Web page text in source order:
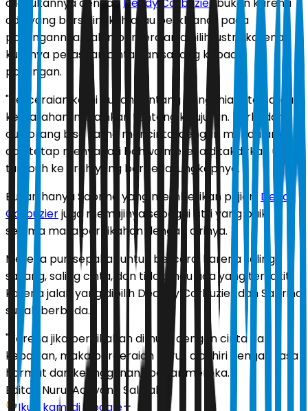
dilakukannya denganDeddy Corbuzier bukan karena
ada yang berselingkuh atau berkhianat pada
pasangannya. Jalan perceraian dipilih justru karena
kuatnya perasaan cinta dan sayang kepada
pasangan.
"Perceraian kami bukan tentang pengkhianatan atau
kemarahan, melainkan tentang kejujuran. Terkadang
dua orang bisa saling mencintai dengan mendalam,
dan tetap menyadari bahwa mereka ditakdirkan untuk
tumbuh ke arah yang berbeda,"ungkapnya.
Bukan hanya Sabrina yang memberikan pujian.Deddy
Corbuzierjuga memujinya sebagai istri yang baik
selama masa pernikahan dengan dirinya.
Mereka pun sepakat untuk bercerai karena saling
sayang, saling cinta, dan tidak mau ada yang tersakiti
karena jalan yang dipilih Dedddy Corbuzier dan Sabrina
sudah berbeda.
"Karena jika pernikahan dimulai dengan cinta dan
kebaikan, maka perceraian harus diakhiri dengan rasa
hormat dan keanggunan," papar mereka.
Editor: Nurul Adriyana Salbiah
Ikuti kami di Google